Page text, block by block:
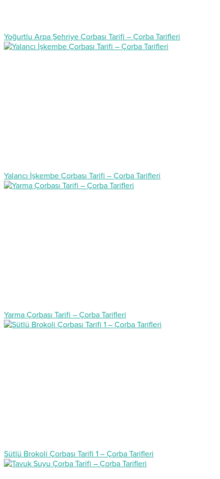
Yoğurtlu Arpa Şehriye Çorbası Tarifi – Çorba Tarifleri
Yalancı İşkembe Çorbası Tarifi – Çorba Tarifleri
Yarma Çorbası Tarifi – Çorba Tarifleri
Sütlü Brokoli Çorbası Tarifi 1 – Çorba Tarifleri